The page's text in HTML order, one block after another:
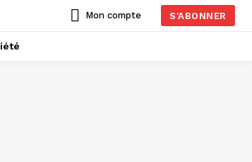
Mon compte S'ABONNER